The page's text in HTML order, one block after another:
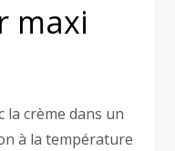
maxi
la crème dans un
à la température